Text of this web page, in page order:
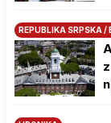
REPUBLIKA SRPSKA /